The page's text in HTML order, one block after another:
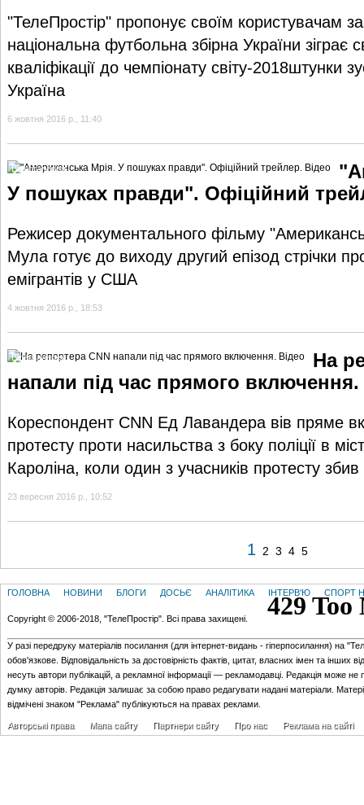
"ТелеПростір" пропонує своїм користувачам
національна футбольна збірна України зіграє
кваліфікації до чемпіонату світу-2018штунки
Україна
6 жовтня 2016 р., 11:40
Відеогалерея
У пошуках правди". Офіційний
Режисер документального фільму
Мула готує до виходу другий епізод стрічки
емігрантів у США
4 жовтня 2016 р., 18:53
Відеогалерея
На
напали під час прямого включення.
Кореспондент CNN Ед Лавандера вів пряме
протесту проти насильства з боку поліції в
Кароліна, коли один з учасників протесту збив
23 вересня 2016 р., 10:52
1 2 3 4 5
ГОЛОВНА НОВИНИ БЛОГИ ДОСЬЄ АНАЛІТИКА ІНТЕРВ'Ю СПОРТ
Copyright © 2006-2018, "ТелеПростір". Всі права захищені.
У разі передруку матеріалів посилання (для iнтернет-видань - гiперпосилання) на
обов'язкове. Відповідальність за достовірність фактів, цитат, власних імен та інших
несуть автори публікацій, а рекламної інформації — рекламодавці. Редакція може не
думку авторів. Редакція залишає за собою право редагувати надані матеріали.
відмічені знаком "Реклама" публікуються на правах реклами.
Авторські права Мапа сайту Партнери сайту Про нас Реклама на сайті